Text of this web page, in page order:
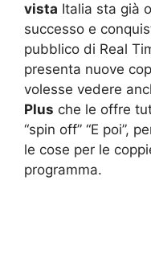
vista Italia sta già
successo e
pubblico di Real
presenta nuove
volesse vedere
Plus che le offre
“spin off” “E poi”,
le cose per le
programma.